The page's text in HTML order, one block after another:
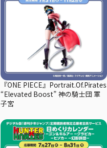
『ONE PIECE』Portrait.Of.Pirates
“Elevated Boost” 神の騎士団 軍
子宮